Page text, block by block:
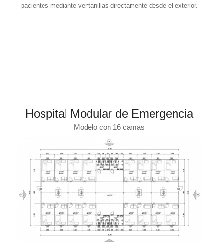
pacientes mediante ventanillas directamente desde el exterior.
Hospital Modular de Emergencia
Modelo con 16 camas